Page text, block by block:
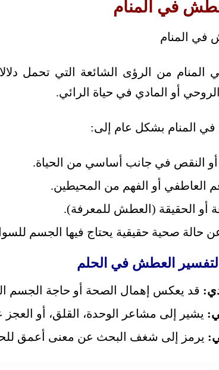
في المنام
من الرؤى الشائعة التي تحمل
الروحي أو المادي في حياة الرائي.
المنام بشكل عام إلى:
النقص في جانب أساسي من الحياة.
العاطفي أو الفهم من المحيطين.
أو الحقيقة (العطش للمعرفة).
حالة صحية حقيقية يحتاج فيها الجسم
لتفسير العطش في الحلم
قد يعكس إهمال الصحة أو حاجة الجسم
يشير إلى مشاعر الوحدة، القلق، أو العجز
يرمز إلى شغف البحث عن معنى أعمق